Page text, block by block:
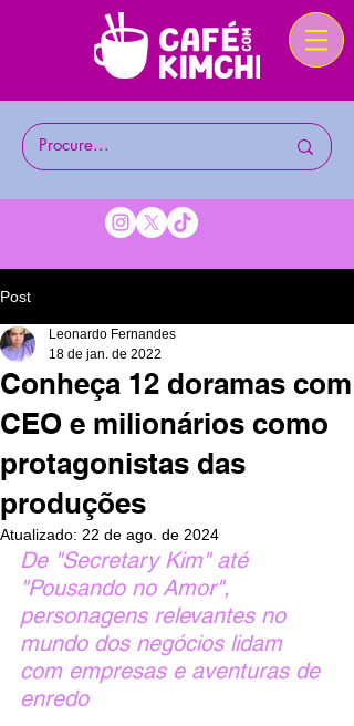
Post
Conheça 12 doramas com
CEO e milionários como
protagonistas das
produções
Leonardo Fernandes
18 de jan. de 2022
Atualizado: 22 de ago. de 2024
De "Secretary Kim" até
"Pousando no Amor",
personagens relevantes no
mundo dos negócios lidam
com empresas e aventuras de
enredo